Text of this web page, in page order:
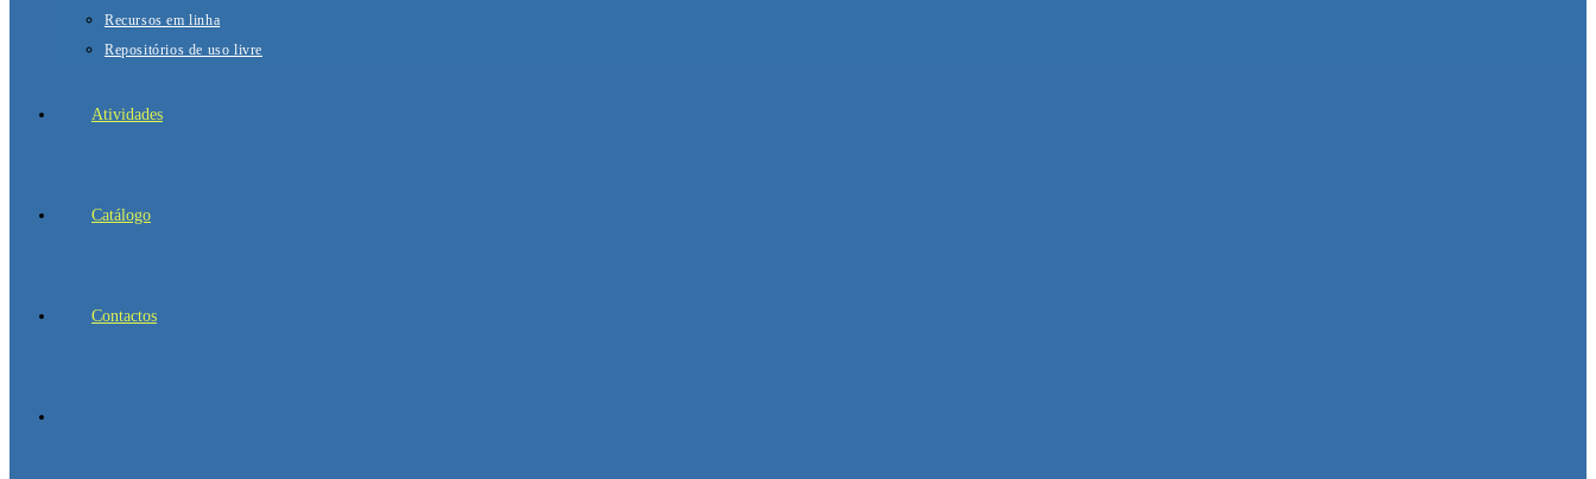
Recursos em linha
Repositórios de uso livre
Atividades
Catálogo
Contactos